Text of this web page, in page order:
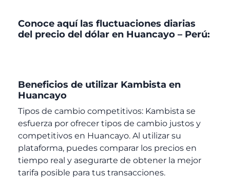
Conoce aquí las fluctuaciones diarias
del precio del dólar en Huancayo – Perú:
Beneficios de utilizar Kambista en
Huancayo
Tipos de cambio competitivos: Kambista se
esfuerza por ofrecer tipos de cambio justos y
competitivos en Huancayo. Al utilizar su
plataforma, puedes comparar los precios en
tiempo real y asegurarte de obtener la mejor
tarifa posible para tus transacciones.